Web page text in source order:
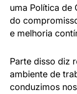
uma Política de
do
e melhoria
Parte disso diz
ambiente de
conduzimos